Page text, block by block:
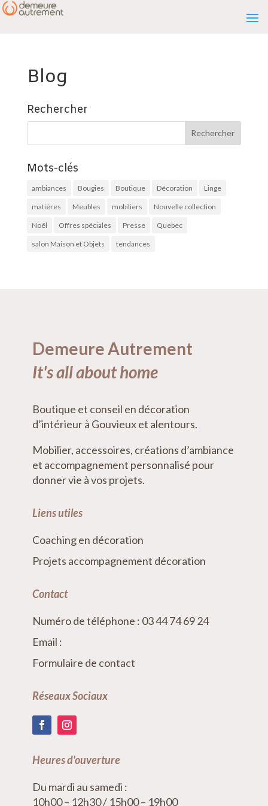
Blog
Rechercher
Mots-clés
ambiances Bougies Boutique Décoration Linge
matières Meubles mobiliers Nouvelle collection
Noël Offres spéciales Presse Quebec
salon Maison et Objets tendances
Demeure Autrement
It's all about home
Boutique et conseil en décoration
d’intérieur à Gouvieux et alentours.
Mobilier, accessoires, créations d’ambiance
et accompagnement personnalisé pour
donner vie à vos projets.
Liens utiles
Coaching en décoration
Projets accompagnement décoration
Contact
Numéro de téléphone : 03 44 74 69 24
Email :
Formulaire de contact
Réseaux Sociaux
Heures d'ouverture
Du mardi au samedi :
10h00 – 12h30 / 15h00 – 19h00